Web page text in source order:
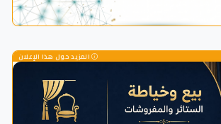
المزيد حول هذا الإعلان